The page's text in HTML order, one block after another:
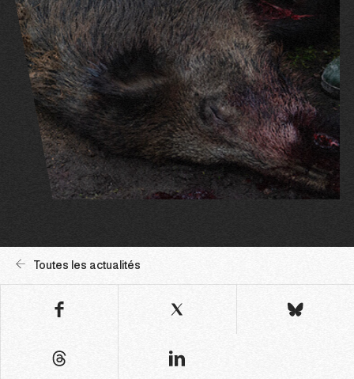
Toutes les actualités